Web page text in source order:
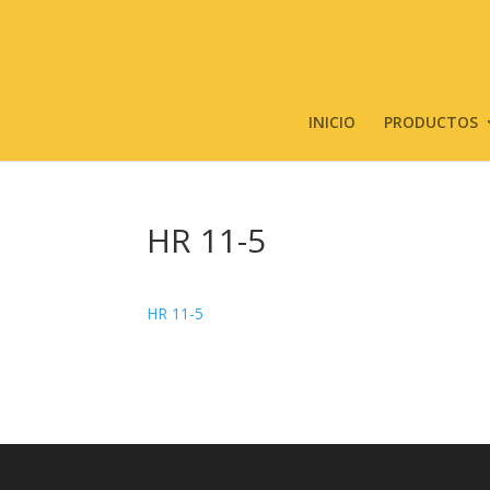
INICIO PRODUCTOS
HR 11-5
HR 11-5